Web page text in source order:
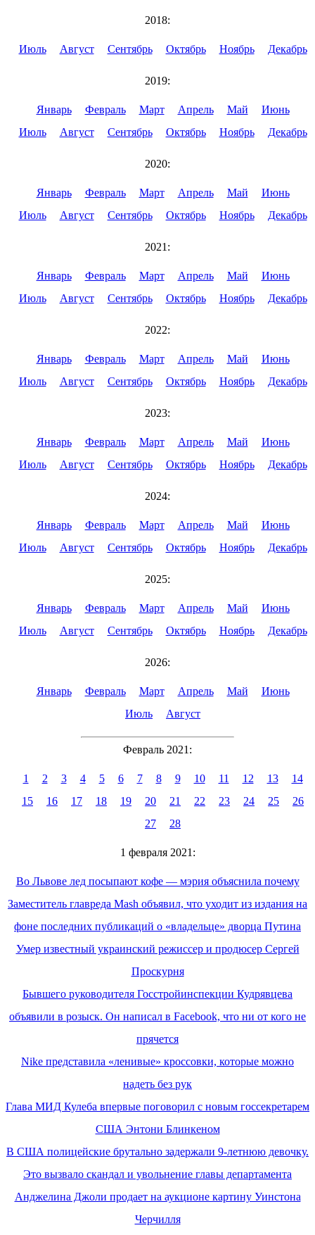
2018:
Июль Август Сентябрь Октябрь Ноябрь Декабрь
2019:
Январь Февраль Март Апрель Май
Июнь
Июль
Август Сентябрь Октябрь Ноябрь Декабрь
2020:
Январь Февраль Март Апрель Май
Июнь
Июль
Август Сентябрь Октябрь Ноябрь Декабрь
2021:
Январь Февраль Март Апрель Май
Июнь
Июль
Август Сентябрь Октябрь Ноябрь Декабрь
2022:
Январь Февраль Март Апрель Май
Июнь
Июль
Август Сентябрь Октябрь Ноябрь Декабрь
2023:
Январь Февраль Март Апрель Май
Июнь
Июль
Август Сентябрь Октябрь Ноябрь Декабрь
2024:
Январь Февраль Март Апрель Май
Июнь
Июль
Август Сентябрь Октябрь Ноябрь Декабрь
2025:
Январь Февраль Март Апрель Май
Июнь
Июль
Август Сентябрь Октябрь Ноябрь Декабрь
2026:
Январь Февраль Март Апрель Май
Июнь
Июль
Август
Февраль 2021:
1 2 3 4 5 6 7 8 9 10 11 12 13
14
15
16 17 18 19 20 21 22 23 24 25
26
27
28
1 февраля 2021:
Во Львове лед посыпают кофе — мэрия объяснила почему
Заместитель главреда Mash объявил, что уходит из издания на
фоне последних публикаций о «владельце» дворца Путина
Умер известный украинский режиссер и продюсер Сергей
Проскурня
Бывшего руководителя Госстройинспекции Кудрявцева
объявили в розыск. Он написал в Facebook, что ни от кого не
прячется
Nike представила «ленивые» кроссовки, которые можно
надеть без рук
Глава МИД Кулеба впервые поговорил с новым госсекретарем
США Энтони Блинкеном
В США полицейские брутально задержали 9-летнюю девочку.
Это вызвало скандал и увольнение главы департамента
Анджелина Джоли продает на аукционе картину Уинстона
Черчилля